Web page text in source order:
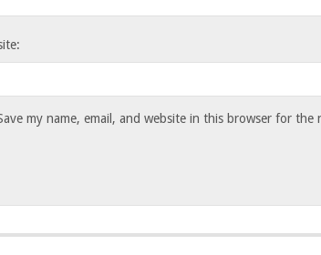
my name, email, and website in this browser for the